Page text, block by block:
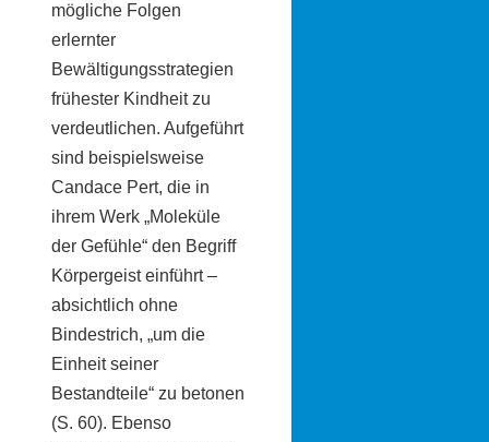
mögliche Folgen
erlernter
Bewältigungsstrategien
frühester Kindheit zu
verdeutlichen. Aufgeführt
sind beispielsweise
Candace Pert, die in
ihrem Werk „Moleküle
der Gefühle“ den Begriff
Körpergeist einführt –
absichtlich ohne
Bindestrich, „um die
Einheit seiner
Bestandteile“ zu betonen
(S. 60). Ebenso